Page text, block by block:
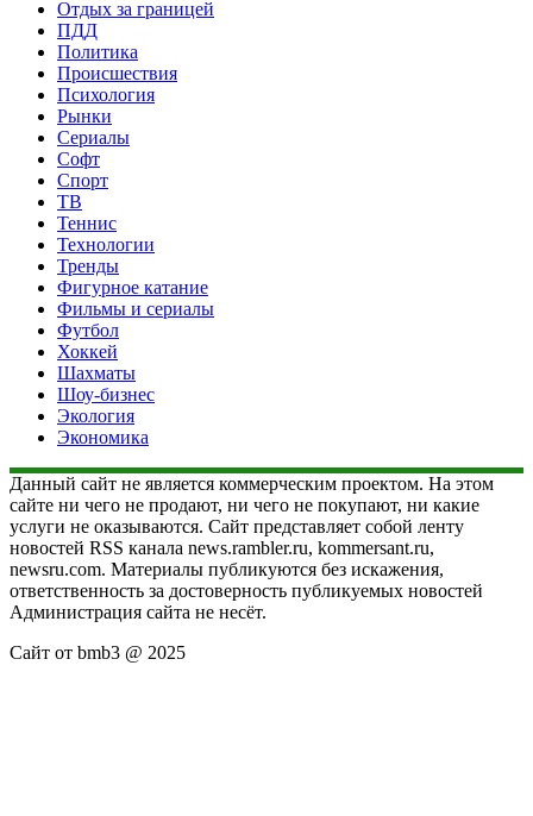
Отдых за границей
ПДД
Политика
Происшествия
Психология
Рынки
Сериалы
Софт
Спорт
ТВ
Теннис
Технологии
Тренды
Фигурное катание
Фильмы и сериалы
Футбол
Хоккей
Шахматы
Шоу-бизнес
Экология
Экономика
Данный сайт не является коммерческим проектом. На этом
сайте ни чего не продают, ни чего не покупают, ни какие
услуги не оказываются. Сайт представляет собой ленту
новостей RSS канала news.rambler.ru, kommersant.ru,
newsru.com. Материалы публикуются без искажения,
ответственность за достоверность публикуемых новостей
Администрация сайта не несёт.
Сайт от bmb3 @ 2025